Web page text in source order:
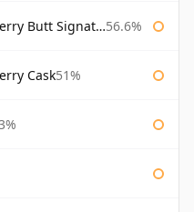
Butt Signatory 56.6%
Cask51%